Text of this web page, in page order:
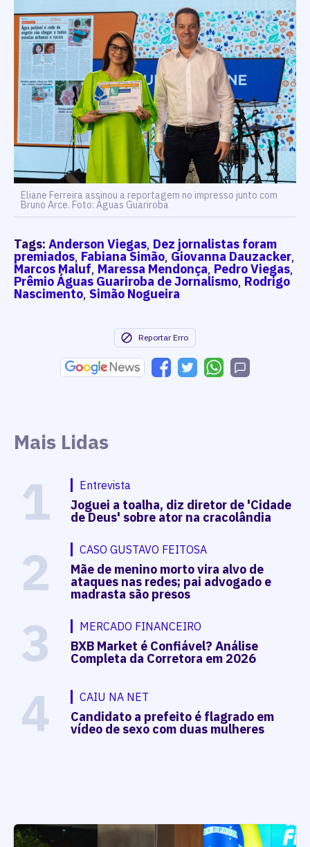
Eliane Ferreira assinou a reportagem no impresso junto com
Bruno Arce. Foto: Águas Guariroba
Tags: Anderson Viegas, Dez jornalistas foram
premiados, Fabiana Simão, Giovanna Dauzacker,
Marcos Maluf, Maressa Mendonça, Pedro Viegas,
Prêmio Águas Guariroba de Jornalismo, Rodrigo
Nascimento, Simão Nogueira
Reportar Erro
Mais Lidas
1 Entrevista
Joguei a toalha, diz diretor de 'Cidade
de Deus' sobre ator na cracolândia
2 CASO GUSTAVO FEITOSA
Mãe de menino morto vira alvo de
ataques nas redes; pai advogado e
madrasta são presos
3 MERCADO FINANCEIRO
BXB Market é Confiável? Análise
Completa da Corretora em 2026
4 CAIU NA NET
Candidato a prefeito é flagrado em
vídeo de sexo com duas mulheres